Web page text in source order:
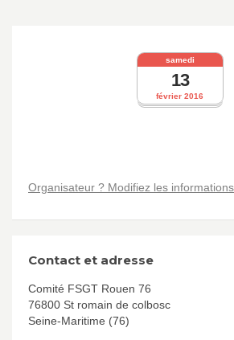
février 2016
samedi
13
Organisateur ? Modifiez les
Contact et adresse
Comité FSGT Rouen 76
76800 St romain de colbosc
Seine-Maritime (76)